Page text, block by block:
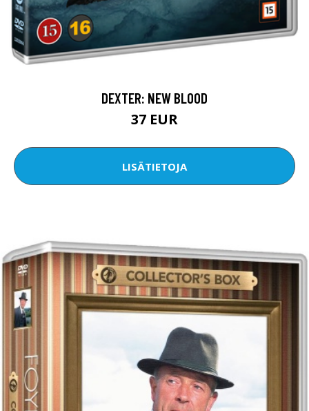
DEXTER: NEW BLOOD
37 EUR
LISÄTIETOJA